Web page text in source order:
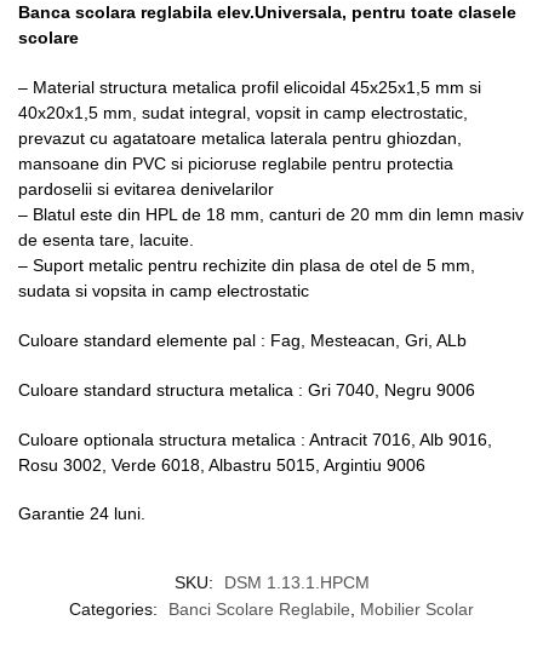
Banca scolara reglabila elev.Universala, pentru toate clasele
scolare
– Material structura metalica profil elicoidal 45x25x1,5 mm si
40x20x1,5 mm, sudat integral, vopsit in camp electrostatic,
prevazut cu agatatoare metalica laterala pentru ghiozdan,
mansoane din PVC si picioruse reglabile pentru protectia
pardoselii si evitarea denivelarilor
– Blatul este din HPL de 18 mm, canturi de 20 mm din lemn masiv
de esenta tare, lacuite.
– Suport metalic pentru rechizite din plasa de otel de 5 mm,
sudata si vopsita in camp electrostatic
Culoare standard elemente pal : Fag, Mesteacan, Gri, ALb
Culoare standard structura metalica : Gri 7040, Negru 9006
Culoare optionala structura metalica : Antracit 7016, Alb 9016,
Rosu 3002, Verde 6018, Albastru 5015, Argintiu 9006
Garantie 24 luni.
SKU:
DSM 1.13.1.HPCM
Categories:
Banci Scolare Reglabile Mobilier Scolar